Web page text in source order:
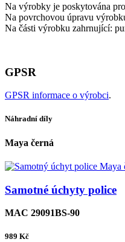
Na výrobky je poskytována
Na povrchovou úpravu
Na části výrobku zahrnující:
GPSR
GPSR informace o výrobci.
Náhradní díly
Maya černá
Samotné úchyty police
MAC 29091BS-90
989 Kč